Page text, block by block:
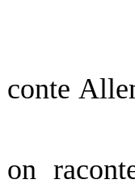
conte